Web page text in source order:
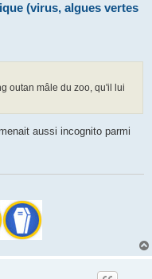
(virus, algues vertes
outan mâle du zoo, qu'il lui
aussi incognito parmi